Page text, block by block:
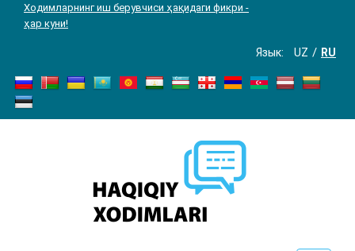
Ходимларнинг иш берувчиси ҳақидаги фикри -
ҳар куни!
Язык: UZ RU